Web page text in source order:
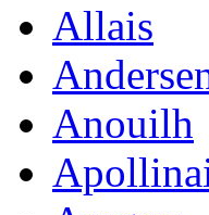
Allais
Anouilh